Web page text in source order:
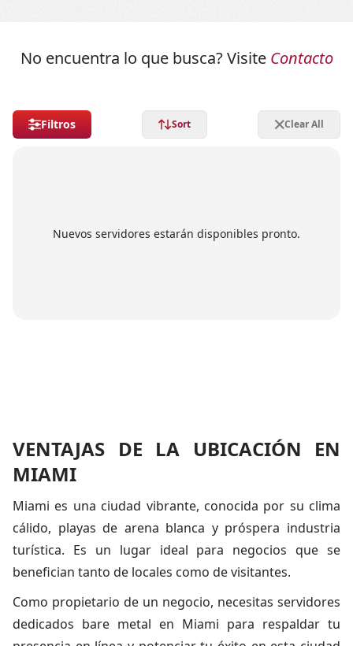
No encuentra lo que busca? Visite Contacto
Filtros Sort Clear All
Nuevos servidores estarán disponibles pronto.
VENTAJAS DE LA UBICACIÓN EN
MIAMI
Miami es una ciudad vibrante, conocida por su clima
cálido, playas de arena blanca y próspera industria
turística. Es un lugar ideal para negocios que se
benefician tanto de locales como de visitantes.
Como propietario de un negocio, necesitas servidores
dedicados bare metal en Miami para respaldar tu